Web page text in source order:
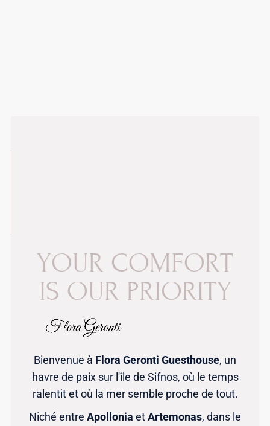
YOUR COMFORT
IS OUR PRIORITY
Bienvenue à Flora Geronti Guesthouse, un
havre de paix sur l'île de Sifnos, où le temps
ralentit et où la mer semble proche de tout.
Niché entre Apollonia etArtemonas, dans le